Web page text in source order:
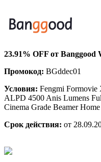
23.91% OFF от Banggood
Промокод: BGddec01
Условия: Fengmi Formovie
ALPD 4500 Anis Lumens
Cinema Grade Beamer
Срок действия: от